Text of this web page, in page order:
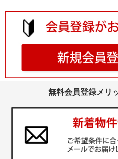
無料会員登録メリ